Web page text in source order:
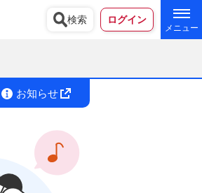
検索 ログイン
お知らせ